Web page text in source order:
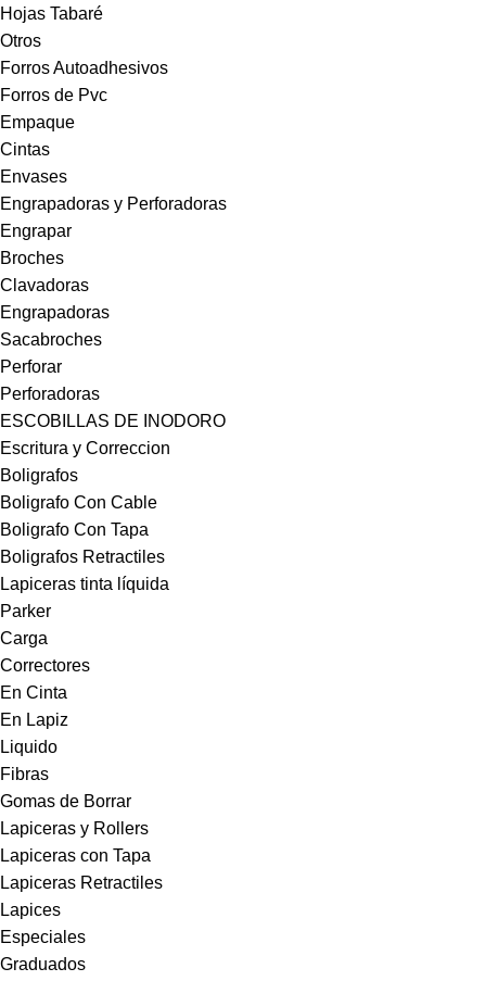
Hojas Tabaré
Otros
Forros Autoadhesivos
Forros de Pvc
Empaque
Cintas
Envases
Engrapadoras y Perforadoras
Engrapar
Broches
Clavadoras
Engrapadoras
Sacabroches
Perforar
Perforadoras
ESCOBILLAS DE INODORO
Escritura y Correccion
Boligrafos
Boligrafo Con Cable
Boligrafo Con Tapa
Boligrafos Retractiles
Lapiceras tinta líquida
Parker
Carga
Correctores
En Cinta
En Lapiz
Liquido
Fibras
Gomas de Borrar
Lapiceras y Rollers
Lapiceras con Tapa
Lapiceras Retractiles
Lapices
Especiales
Graduados